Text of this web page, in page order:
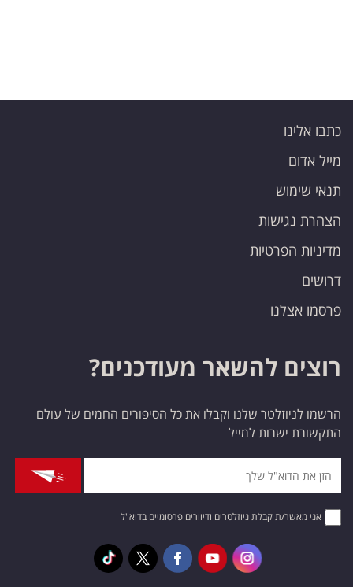
כתבו אלינו
מייל אדום
תנאי שימוש
הצהרת נגישות
מדיניות הפרטיות
דרושים
פרסמו אצלנו
רוצים להשאר מעודכנים?
הרשמו לניוזלטר שלנו וקבלו את כל הסיפורים החמים של עולם
התקשורת ישרות למייל
אני מאשר/ת קבלת ניוזלטרים ודיוורים פרסומיים בדוא"ל